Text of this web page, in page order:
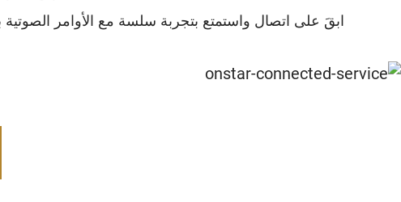
ابقَ على اتصال واستمتع بتجربة سلسة مع الأوامر